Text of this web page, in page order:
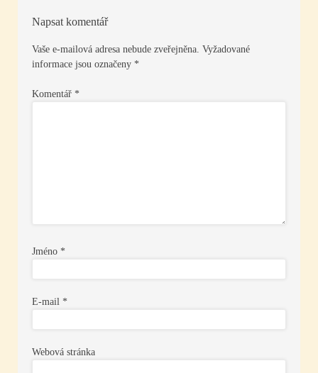
Napsat komentář
Vaše e-mailová adresa nebude zveřejněna. Vyžadované
informace jsou označeny *
Komentář *
Jméno *
E-mail *
Webová stránka